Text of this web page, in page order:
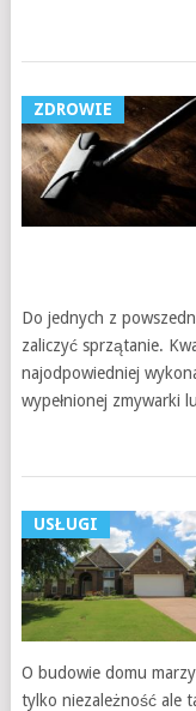
ZDROWIE
Do jednych z
zaliczyć sprzątanie.
najodpowiedniej
wypełnionej zmywarki
USŁUGI
O budowie domu
tylko niezależność ale